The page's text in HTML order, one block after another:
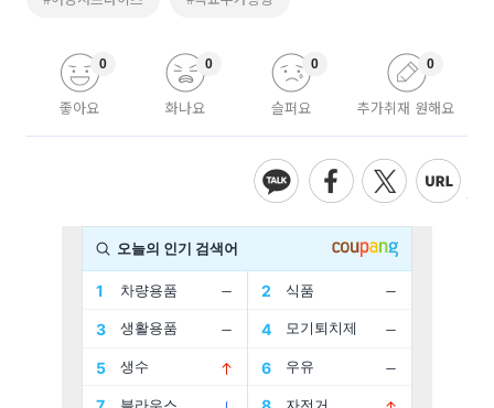
좋아요
0
화나요
0
슬퍼요
0
추가취재 원해요
0